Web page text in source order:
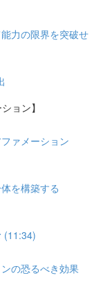
力の限界を突破せ
ョン】
ァメーション
を構築する
(11:34)
の恐るべき効果